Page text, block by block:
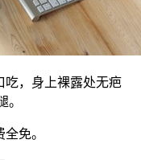
吃，身上裸露处无疤
。
免。